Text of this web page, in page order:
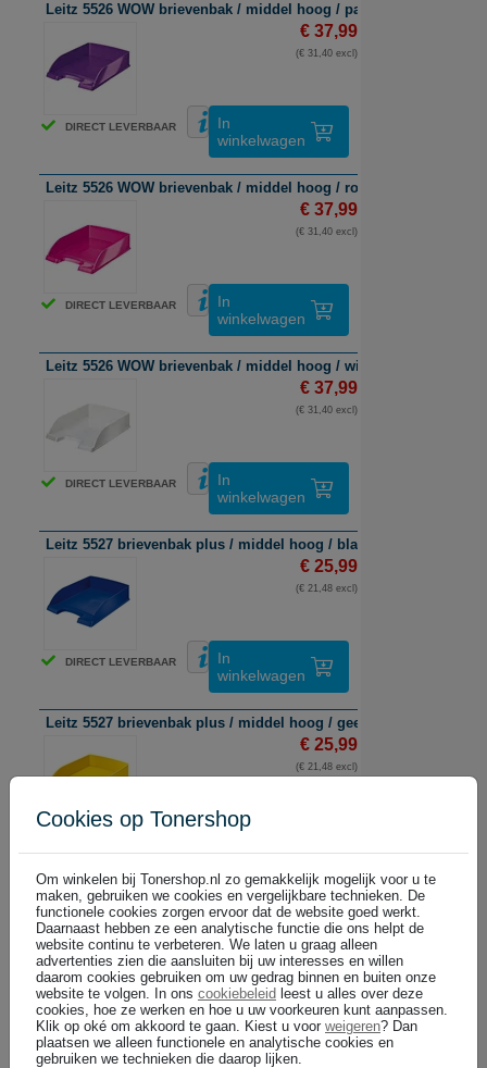
Leitz 5526 WOW brievenbak / middel hoog / paars / 5 stuks
DIRECT LEVERBAAR
€ 37,99
(€ 31,40 excl)
In
winkelwagen
Leitz 5526 WOW brievenbak / middel hoog / roze metallic / 5
DIRECT LEVERBAAR
€ 37,99
(€ 31,40 excl)
In
winkelwagen
Leitz 5526 WOW brievenbak / middel hoog / wit metallic / 5 stuks
DIRECT LEVERBAAR
€ 37,99
(€ 31,40 excl)
In
winkelwagen
Leitz 5527 brievenbak plus / middel hoog / blauw / 5 stuks
DIRECT LEVERBAAR
€ 25,99
(€ 21,48 excl)
In
winkelwagen
Leitz 5527 brievenbak plus / middel hoog / geel / 5 stuks
€ 25,99
(€ 21,48 excl)
winkelwagen
Leitz 5527 brievenbak plus / middel hoog / grijs / 5 stuks
DIRECT LEVERBAAR
€ 25,99
(€ 21,48 excl)
In
winkelwagen
Cookies op Tonershop
Om winkelen bij Tonershop.nl zo gemakkelijk mogelijk voor u te
maken, gebruiken we cookies en vergelijkbare technieken. De
functionele cookies zorgen ervoor dat de website goed werkt.
Daarnaast hebben ze een analytische functie die ons helpt de
website continu te verbeteren. We laten u graag alleen
advertenties zien die aansluiten bij uw interesses en willen
daarom cookies gebruiken om uw gedrag binnen en buiten onze
website te volgen. In ons cookiebeleid leest u alles over deze
cookies, hoe ze werken en hoe u uw voorkeuren kunt aanpassen.
Klik op oké om akkoord te gaan. Kiest u voor weigeren? Dan
plaatsen we alleen functionele en analytische cookies en
gebruiken we technieken die daarop lijken.